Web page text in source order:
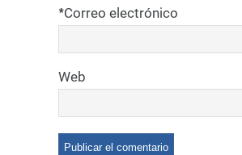
Correo electrónico
*
Web